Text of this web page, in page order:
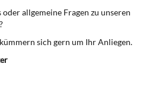
allgemeine Fragen zu unseren
sich gern um Ihr Anliegen.